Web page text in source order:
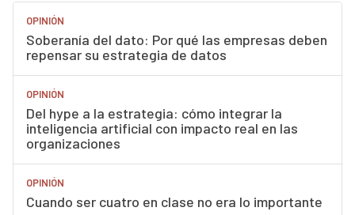
OPINIÓN
Soberanía del dato: Por qué las empresas deben
repensar su estrategia de datos
OPINIÓN
Del hype a la estrategia: cómo integrar la
inteligencia artificial con impacto real en las
organizaciones
OPINIÓN
Cuando ser cuatro en clase no era lo importante